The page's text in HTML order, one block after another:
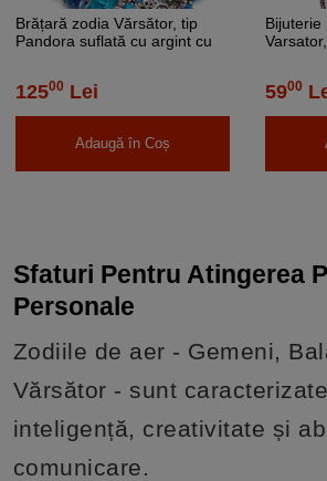
Brățară zodia Vărsător, tip
Pandora suflată cu argint cu
12500 Lei
Adaugă în Coș
Bijuterie
5900
Sfaturi Pentru Atingerea
Personale
Zodiile de aer - Gemeni,
Vărsător - sunt
inteligență, creativitate și
comunicare.